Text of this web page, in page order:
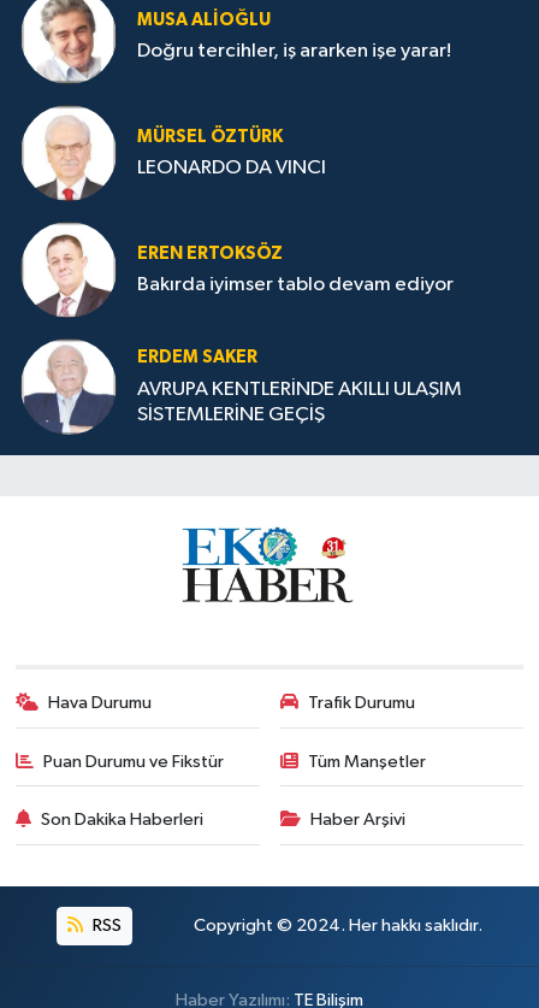
MUSA ALIOĞLU
Doğru tercihler, iş ararken işe yarar!
MÜRSEL ÖZTÜRK
LEONARDO DA VINCI
EREN ERTOKSÖZ
Bakırda iyimser tablo devam ediyor
ERDEM SAKER
AVRUPA KENTLERİNDE AKILLI ULAŞIM
SİSTEMLERİNE GEÇİŞ
Hava Durumu Trafik Durumu
Puan Durumu ve Fikstür Tüm Manşetler
Son Dakika Haberleri Haber Arşivi
RSS Copyright © 2024. Her hakkı saklıdır.
Haber Yazılımı: TE Bilişim